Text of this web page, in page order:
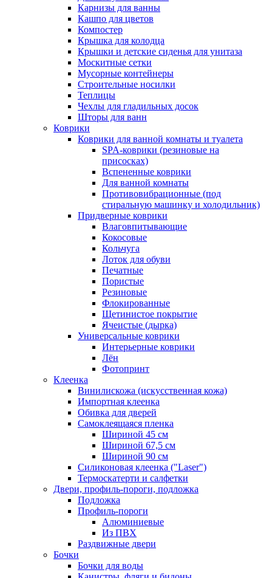
Карнизы для ванны
Кашпо для цветов
Компостер
Крышка для колодца
Крышки и детские сиденья для унитаза
Москитные сетки
Мусорные контейнеры
Строительные носилки
Теплицы
Чехлы для гладильных досок
Шторы для ванн
Коврики
Коврики для ванной комнаты и туалета
SPA-коврики (резиновые на
присосках)
Вспененные коврики
Для ванной комнаты
Противовибрационные (под
стиральную машинку и холодильник)
Придверные коврики
Влаговпитывающие
Кокосовые
Кольчуга
Лоток для обуви
Печатные
Пористые
Резиновые
Флокированные
Щетинистое покрытие
Ячеистые (дырка)
Универсальные коврики
Интерьерные коврики
Лён
Фотопринт
Клеенка
Винилискожа (искусственная кожа)
Импортная клеенка
Обивка для дверей
Самоклеящаяся пленка
Шириной 45 см
Шириной 67,5 см
Шириной 90 см
Силиконовая клеенка ("Laser")
Термоскатерти и салфетки
Двери, профиль-пороги, подложка
Подложка
Профиль-пороги
Алюминиевые
Из ПВХ
Раздвижные двери
Бочки
Бочки для воды